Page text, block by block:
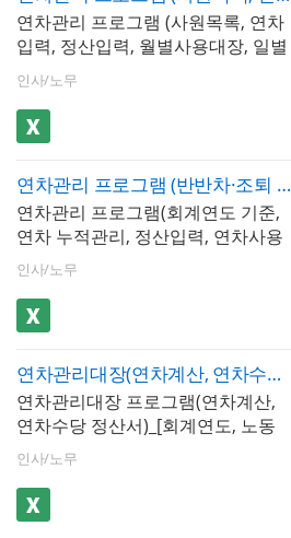
을 도입할 때 가장 먼저 해야 할 작
업은 전 직원의 입사일과 과거 연차
기 세팅입니다. 과거 데이터가 부정
확하면 현재 잔여 연차 계산 자체가
틀려집니다. 연차촉진 제도를 운영
개월 전)을 직원별로 달력에 미리 등
록하여 기한을 놓치지 않도록 관리
하는 것이 연차수당 지급 의무 면제
만료일·촉진 통보 시점이 모두 다르
기 때문에 누락 없이 관리하는 것이
핵심입니다. 특히 연차촉진제도 적
용 시 연차 만료 6개월 전(1차 촉구),
2개월 전(2차 시기 지정) 기한을 직
원별로 각각 계산해야 하므로, 본 프
능을 활용하면 실수를 방지할 수 있
습니다.
실질 휴가일 수 자동 계산4) 연차촉
진제도 관리 : 연차사용촉진 절차에
따른 통보 일정 및 현황을 자동으로
관리5) 연차수당 자동 계산 : 미사용
연차에 대한 수당을 자동 산출6) 연
차촉진 서류 3종 제공 : 연차사용 촉
용 시기 지정 통보서 포함 💡 활용
TIP : 연차촉진제도는 절차를 정확
히 지키지 않으면 법적 효력이 인정
되지 않아 연차수당 지급 의무가 그
대로 남을 수 있습니다. 제공된 서류
3종을 반드시 정해진 기한 내에 교
부하고, 근로자의 수령 확인 서명을
용 촉구는 연차 만료일 6개월 전(1
차), 2개월 전(2차) 에 각각 진행해야
합니다.
간 만료(12월 31일) 6개월 전인 7월
1일 이전에 전 직원에게 미사용 연
차 일수를 고지하고 사용 계획 제출
일괄 발송할 수 있어 입사일자 기준
대비 촉진 관리 부담이 크게 줄어듦.
연차촉진현황 시트에서 발송 대상·
발송일·응답 기한을 일괄 관리- 2차
촉진 일괄 통보 시점 : 직원이 1차 촉
진 후 10일 이내에 사용 계획을 제출
하지 않은 경우 사용 기간 만료 2개
월 전(10월 31일)까지 사용자가 사
용 시기를 직접 지정하여 서면 통보.
답 직원 목록을 자동 추출하고 지정
통보서를 일괄 생성하는 구조가 업
무 효율성의 핵심- 연말 집중 사용
방지 전략 : 회계연도 기준에서는 연
말(11~12월)에 연차 사용이 집중되
어 업무 공백이 발생하는 문제가 빈
번. 연차사용계획서 시트에서 직원
입력 기능은 물론, 미사용 연차를 누
적하여 관리할 수 있어 연차 잔여 현
황을 언제든지 한눈에 확인할 수 있
+ 정산입력, 세 기능의 결합이 중요
한 이유 입사일자 기준으로 연차를
료일, 발생 일수가 모두 달라 단순
사용 현황 기록만으로는 관리 공백
이 생기기 쉽습니다. 특히 미사용 연
차가 이월되거나 퇴직자가 발생했
지 못하면 정산 오류나 노무 분쟁으
로 이어질 수 있습니다. 본 프로그램
은 이 세 가지 기능을 유기적으로 연
결하여 다음과 같은 실무 흐름을 완
벽하게 지원합니다. 1) 입사일자 기
준 개인별 산정 → 직원마다 정확한
연차 발생일수 및 만료일 자동 계산
2) 누적 이월 관리 → 전년도 미사용
연차를 당해 연도 잔여 연차에 자동
연차관리 프로그램 (사원목록, 연차
입력, 정산입력, 월별사용대장, 일별
사용대장, 연차사용내역서, 연차정
산서)_연차누적관리, 회계연도 기준
서식입니다. 회사에서 연차를 회계
연도 기준, 노동OK 조회 기준으로
다.
인사/노무
연차관리 프로그램 (반반차·조퇴 및 공휴일 반영, 회계연도 기준, 연차 누적관리, 정산입력, 연차 계산)
연차관리 프로그램(회계연도 기준,
연차 누적관리, 정산입력, 연차사용
내역서, 연차 정산서) 서식입니다.
회계연도를 기준으로 연차 발생 일
수를 자동 계산하여 근로자별 연차
를 체계적으로 관리할 수 있도록 설
사용한 연차 내역을 기록하는 연차
입력 기능은 물론, 미사용 연차를 누
적하여 관리할 수 있어 연차 잔여 현
황을 언제든지 한눈에 확인할 수 있
징 : 누적관리 + 정산입력일반적인
연차관리 프로그램은 당해 연도 발
인사/노무
연차관리대장(연차계산, 연차수당 정산서)_[회계연도, 노동OK 조회 기준]
연차관리대장 프로그램(연차계산,
연차수당 정산서)_[회계연도, 노동
OK 조회 기준]입니다. 회사에서 연
차를 회계연도 기준, 노동OK 조회
기준으로 관리할 수 있는 프로그램
입니다. ※ 프로그램 규격 : MS오피
인사/노무